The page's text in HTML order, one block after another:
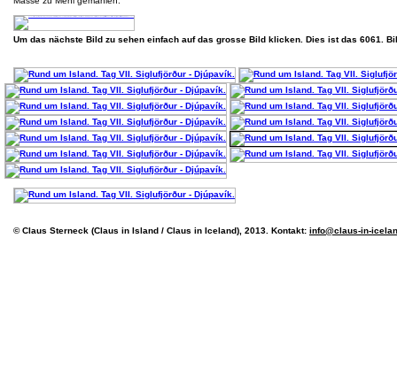
Um das nächste Bild zu sehen einfach auf das grosse Bild klicken. Dies ist das 6061.
© Claus Sterneck (Claus in Island / Claus in Iceland), 2013. Kontakt: info@claus-in-